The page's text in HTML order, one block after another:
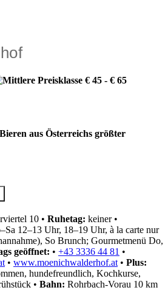
10 • Ruhetag: keiner•
12–13 Uhr, 18–19 Uhr, à la carte nur
So Brunch; Gourmetmenü Do,
geöffnet: • +43 3336 44 81 •
• www.moenichwalderhof.at • Plus:
hundefreundlich, Kochkurse,
• Bahn: Rohrbach-Vorau 10 km